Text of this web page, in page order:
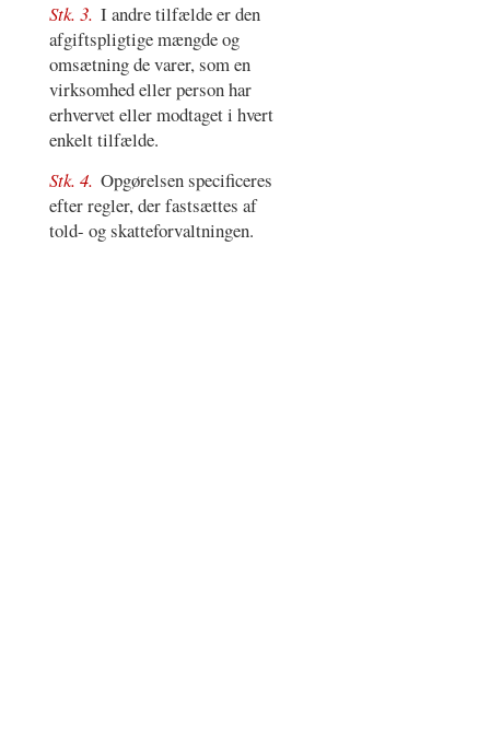
Stk. 3. I andre tilfælde er den
afgiftspligtige mængde og
omsætning de varer, som en
virksomhed eller person har
erhvervet eller modtaget i hvert
enkelt tilfælde.
Stk. 4. Opgørelsen specificeres
efter regler, der fastsættes af
told- og skatteforvaltningen.